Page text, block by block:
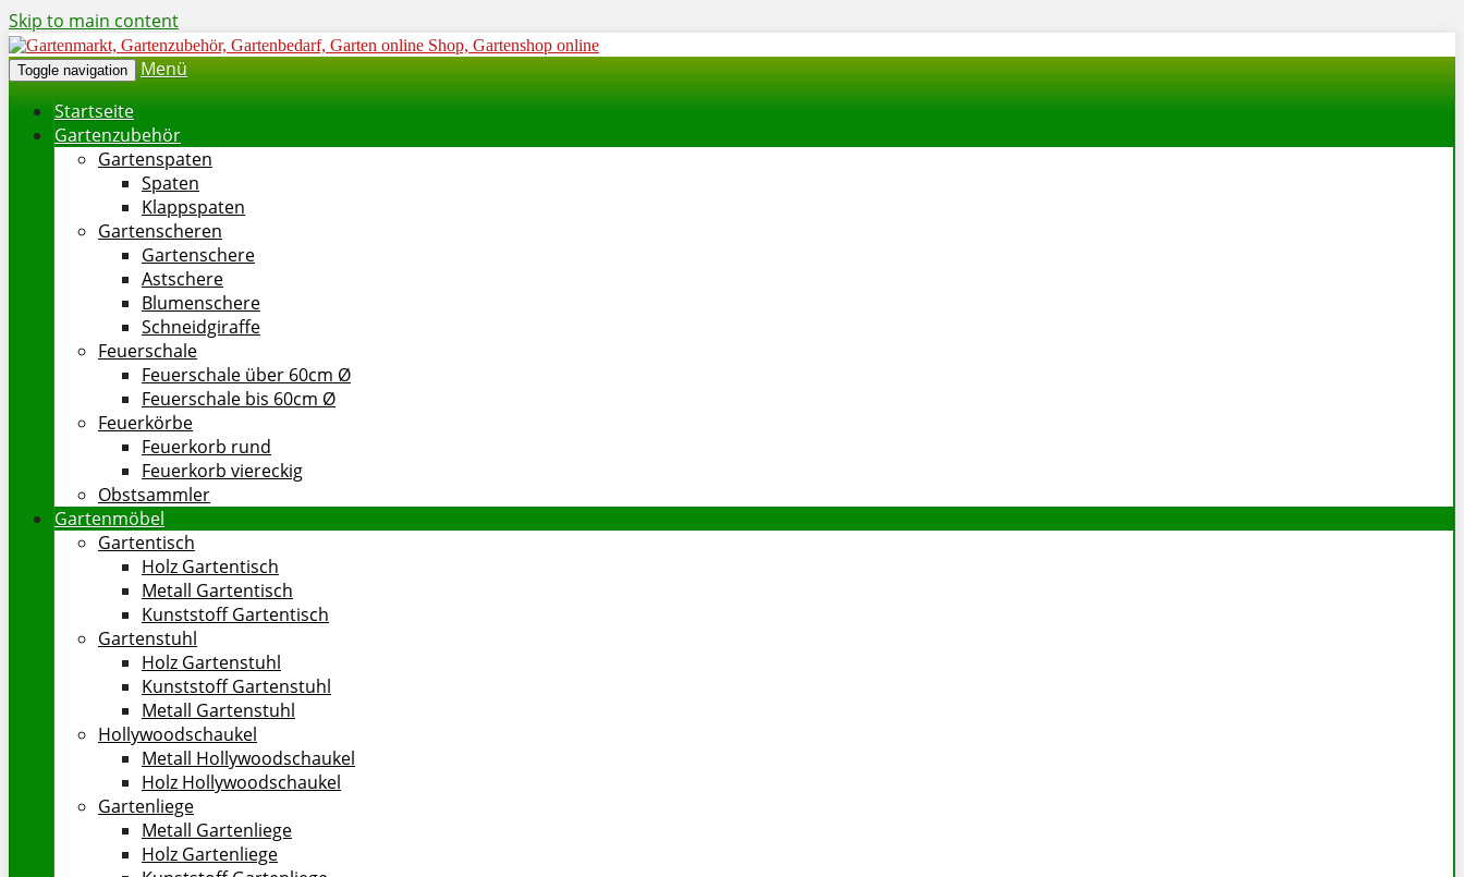
Skip to main content
Toggle navigation
Menü
Startseite
Gartenzubehör
Gartenspaten
Spaten
Klappspaten
Gartenscheren
Gartenschere
Astschere
Blumenschere
Schneidgiraffe
Feuerschale
Feuerschale über 60cm Ø
Feuerschale bis 60cm Ø
Feuerkörbe
Feuerkorb rund
Feuerkorb viereckig
Obstsammler
Gartenmöbel
Gartentisch
Holz Gartentisch
Metall Gartentisch
Kunststoff Gartentisch
Gartenstuhl
Holz Gartenstuhl
Kunststoff Gartenstuhl
Metall Gartenstuhl
Hollywoodschaukel
Metall Hollywoodschaukel
Holz Hollywoodschaukel
Gartenliege
Metall Gartenliege
Holz Gartenliege